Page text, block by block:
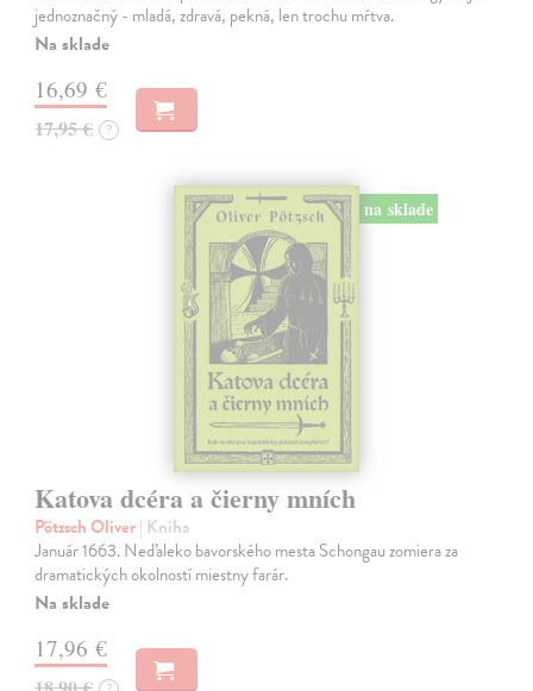
jednoznačný - mladá, zdravá, pekná, len trochu mŕtva.
Na sklade
16,69 €
17,95 € ?
na sklade
Katova dcéra a čierny mních
Pötzsch Oliver| Kniha
Január 1663. Neďaleko bavorského mesta Schongau zomiera za
dramatických okolností miestny farár.
Na sklade
17,96 €